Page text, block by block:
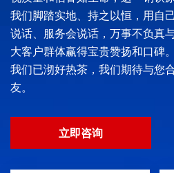
我们脚踏实地、持之以恒，用自
说话、服务会说话，万事不负真
大客户群体赢得宝贵赞扬和口碑。
我们已沏好热茶，我们期待与您
友。
立即咨询